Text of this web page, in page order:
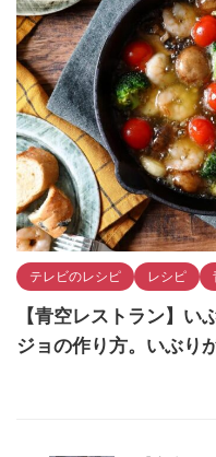
テレビのレシピ レシピ
【青空レストラン】い
ジョの作り方。いぶり